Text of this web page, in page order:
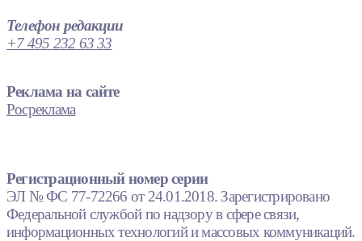
Телефон редакции
+7 495 232 63 33
Реклама на сайте
Росреклама
Регистрационный номер серии
ЭЛ № ФС 77-72266 от 24.01.2018. Зарегистрировано
Федеральной службой по надзору в сфере связи,
информационных технологий и массовых коммуникаций.